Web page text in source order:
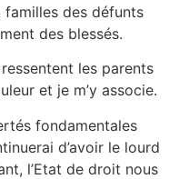
familles des défunts
des blessés.
les parents
et je m’y associe.
fondamentales
d’avoir le lourd
l’Etat de droit nous